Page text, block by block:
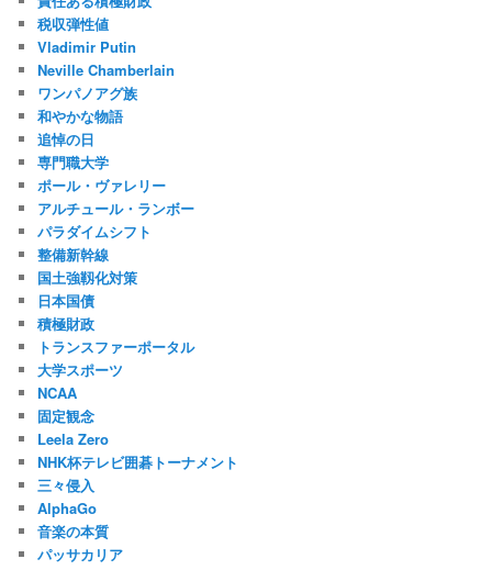
税収弾性値
Vladimir Putin
Neville Chamberlain
ワンパノアグ族
和やかな物語
追悼の日
専門職大学
ポール・ヴァレリー
アルチュール・ランボー
パラダイムシフト
整備新幹線
国土強靱化対策
日本国債
積極財政
トランスファーポータル
大学スポーツ
NCAA
固定観念
Leela Zero
NHK杯テレビ囲碁トーナメント
三々侵入
AlphaGo
音楽の本質
パッサカリア